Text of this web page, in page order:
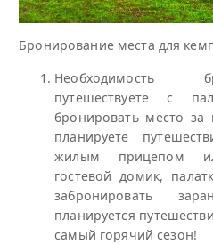
Бронирование места для
Необходимость
путешествуете с
бронировать место
планируете
жилым прицепом
гостевой домик,
забронировать
планируется
самый горячий сезон!